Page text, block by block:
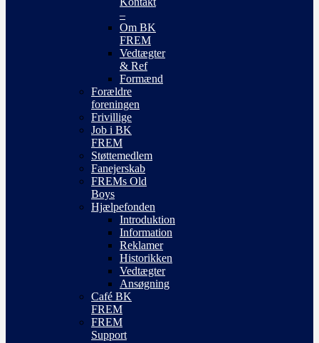
–
Om BK
FREM
Vedtægter
& Ref
Formænd
Forældre
foreningen
Frivillige
Job i BK
FREM
Støttemedlem
Fanejerskab
FREMs Old
Boys
Hjælpefonden
Introduktion
Information
Reklamer
Historikken
Vedtægter
Ansøgning
Café BK
FREM
FREM
Support